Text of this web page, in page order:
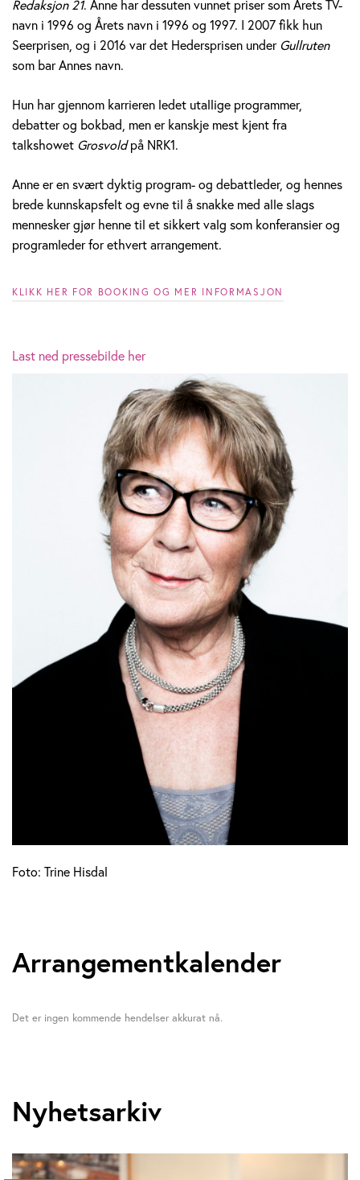
d
Redaksjon 21. Anne har dessuten vunnet priser som Årets TV-
navn i 1996 og Årets navn i 1996 og 1997. I 2007 fikk hun
Seerprisen, og i 2016 var det Hedersprisen underGullruten
som bar Annes navn.
Hun har gjennom karrieren ledet utallige programmer,
debatter og bokbad, men er kanskje mest kjent fra
talkshowet Grosvoldpå NRK1.
Anne er en svært dyktig program- og debattleder, og hennes
brede kunnskapsfelt og evne til å snakke med alle slags
mennesker gjør henne til et sikkert valg som konferansier og
programleder for ethvert arrangement.
KLIKK HER FOR BOOKING OG MER INFORMASJON
Last ned pressebilde her
Foto: Trine Hisdal
Arrangementkalender
Det er ingen kommende hendelser akkurat nå.
Nyhetsarkiv